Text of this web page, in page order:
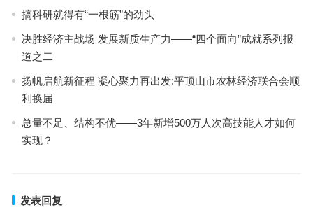
搞科研就得有“一根筋”的劲头
决胜经济主战场 发展新质生产力——“四个面向”成就系列报
道之二
扬帆启航新征程 凝心聚力再出发:平顶山市农林经济联合会顺
利换届
总量不足、结构不优——3年新增500万人次高技能人才如何
实现？
发表回复